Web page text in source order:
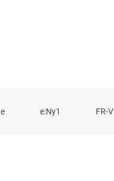
e e:Ny1 FR-V